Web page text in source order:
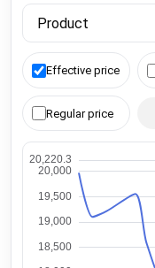
Effective price
Regular price